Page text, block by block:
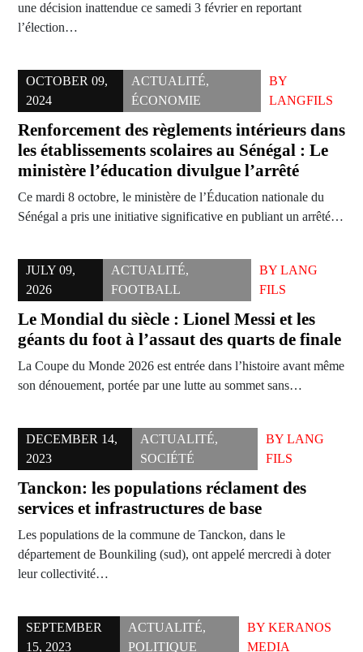
une décision inattendue ce samedi 3 février en reportant
l’élection…
OCTOBER 09,
2024
ACTUALITÉ,
ÉCONOMIE
BY
LANGFILS
Renforcement des règlements intérieurs dans
les établissements scolaires au Sénégal : Le
ministère l’éducation divulgue l’arrêté
Ce mardi 8 octobre, le ministère de l’Éducation nationale du
Sénégal a pris une initiative significative en publiant un arrêté…
JULY 09,
2026
ACTUALITÉ,
FOOTBALL
BYLANG
FILS
Le Mondial du siècle : Lionel Messi et les
géants du foot à l’assaut des quarts de finale
La Coupe du Monde 2026 est entrée dans l’histoire avant même
son dénouement, portée par une lutte au sommet sans…
DECEMBER 14,
2023
ACTUALITÉ,
SOCIÉTÉ
BY LANG
FILS
Tanckon: les populations réclament des
services et infrastructures de base
Les populations de la commune de Tanckon, dans le
département de Bounkiling (sud), ont appelé mercredi à doter
leur collectivité…
SEPTEMBER
15, 2023
ACTUALITÉ,
POLITIQUE
BYKERANOS
MEDIA